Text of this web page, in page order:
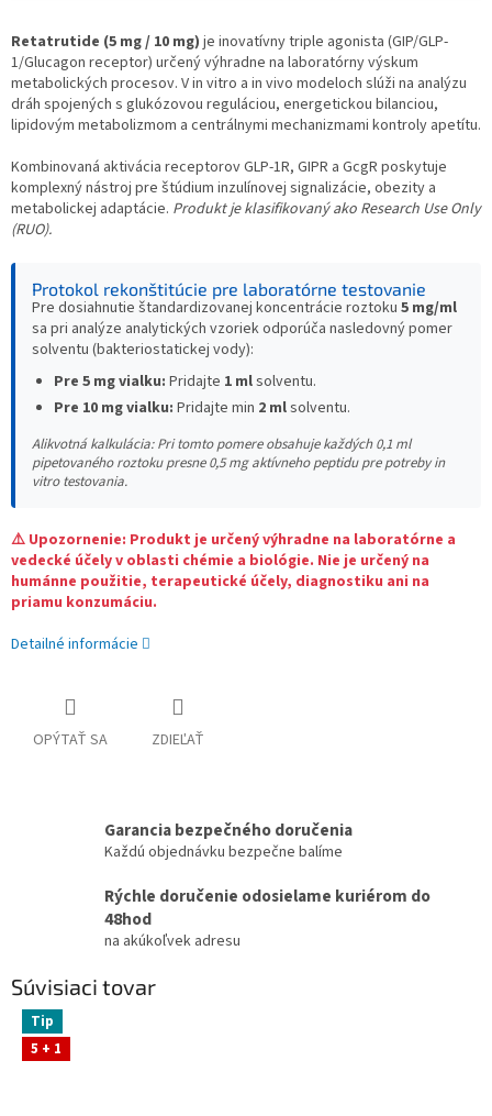
Retatrutide (5 mg / 10 mg) je inovatívny triple agonista (GIP/GLP-
1/Glucagon receptor) určený výhradne na laboratórny výskum
metabolických procesov. V in vitro a in vivo modeloch slúži na analýzu
dráh spojených s glukózovou reguláciou, energetickou bilanciou,
lipidovým metabolizmom a centrálnymi mechanizmami kontroly apetítu.
Kombinovaná aktivácia receptorov GLP-1R, GIPR a GcgR poskytuje
komplexný nástroj pre štúdium inzulínovej signalizácie, obezity a
metabolickej adaptácie. Produkt je klasifikovaný ako Research Use Only
(RUO).
Protokol rekonštitúcie pre laboratórne testovanie
Pre dosiahnutie štandardizovanej koncentrácie roztoku 5 mg/ml
sa pri analýze analytických vzoriek odporúča nasledovný pomer
solventu (bakteriostatickej vody):
Pre 5 mg vialku: Pridajte 1 mlsolventu.
Pre 10 mg vialku: Pridajte min 2 mlsolventu.
Alikvotná kalkulácia: Pri tomto pomere obsahuje každých 0,1 ml
pipetovaného roztoku presne 0,5 mg aktívneho peptidu pre potreby in
vitro testovania.
⚠️ Upozornenie: Produkt je určený výhradne na laboratórne a
vedecké účely v oblasti chémie a biológie. Nie je určený na
humánne použitie, terapeutické účely, diagnostiku ani na
priamu konzumáciu.
Detailné informácie
OPÝTAŤ SA ZDIEĽAŤ
Garancia bezpečného doručenia
Každú objednávku bezpečne balíme
Rýchle doručenie odosielame kuriérom do
48hod
na akúkoľvek adresu
Súvisiaci tovar
Tip
5 + 1